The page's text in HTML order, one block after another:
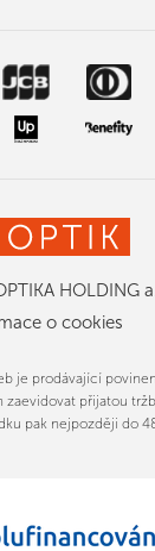
HOLDING
o cookies
je prodávající
přijatou
pak nejpozději do